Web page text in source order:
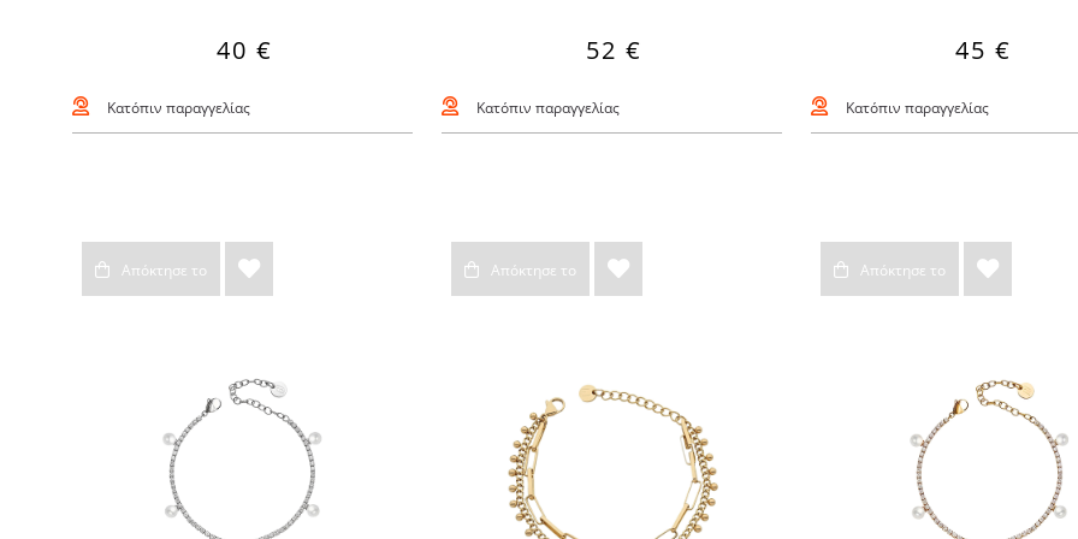
40 €
Κατόπιν παραγγελίας
Απόκτησε το
52 €
Κατόπιν παραγγελίας
Απόκτησε το
45 €
Κατόπιν παραγγελίας
Απόκτησε το